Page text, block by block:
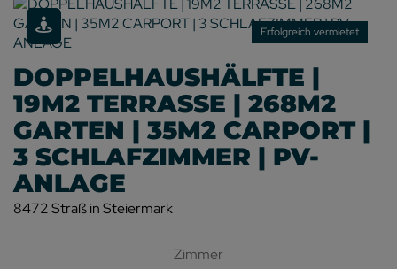
Erfolgreich vermietet
DOPPELHAUSHÄLFTE |
19M2 TERRASSE | 268M2
GARTEN | 35M2 CARPORT |
3 SCHLAFZIMMER | PV-
ANLAGE
8472 Straß in Steiermark
Zimmer